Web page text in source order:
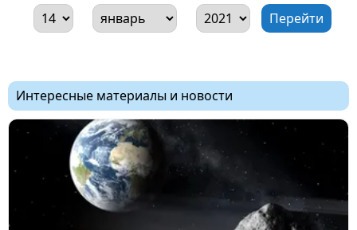
Интересные материалы и новости